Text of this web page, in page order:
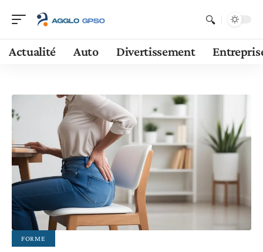
Actualité Auto Divertissement
FORME